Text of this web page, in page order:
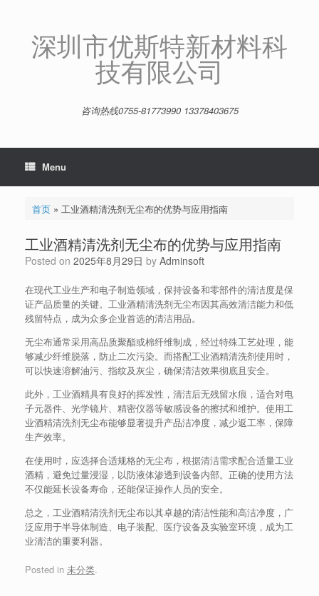
深圳市优斯特新材料科
技有限公司
咨询热线0755-81773990 13378403675
Menu
首页» 工业酒精清洗剂无尘布的优势与应用指南
工业酒精清洗剂无尘布的优势与应用指南
Posted on 2025年8月29日 by Adminsoft
在现代工业生产和电子制造领域，保持设备和零部件的清洁度是保
证产品质量的关键。工业酒精清洗剂无尘布因其高效清洁能力和低
残留特点，成为众多企业首选的清洁用品。
无尘布通常采用高品质聚酯或棉纤维制成，经过特殊工艺处理，能
够减少纤维脱落，防止二次污染。而搭配工业酒精清洗剂使用时，
可以快速溶解油污、指纹及灰尘，确保清洁效果彻底且安全。
此外，工业酒精具有良好的挥发性，清洁后无残留水痕，适合对电
子元器件、光学镜片、精密仪器等敏感设备的擦拭和维护。使用工
业酒精清洗剂无尘布能够显著提升产品洁净度，减少返工率，保障
生产效率。
在使用时，应选择合适规格的无尘布，根据清洁需求配合适量工业
酒精，避免过量浸湿，以防液体渗透到设备内部。正确的使用方法
不仅能延长设备寿命，还能保证操作人员的安全。
总之，工业酒精清洗剂无尘布以其卓越的清洁性能和高洁净度，广
泛应用于半导体制造、电子装配、医疗设备及实验室环境，成为工
业清洁的重要利器。
Posted in 未分类.